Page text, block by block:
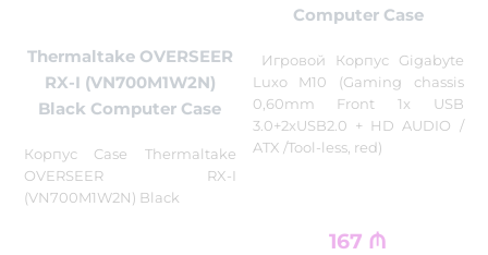
Thermaltake OVERSEER
RX-I (VN700M1W2N)
Black Computer Case
Корпус Case Thermaltake
OVERSEER RX-I
(VN700M1W2N) Black
Computer Case
Игровой Корпус Gigabyte
Luxo M10 (Gaming chassis
0,60mm Front 1x USB
3.0+2xUSB2.0 + HD AUDIO /
ATX /Tool-less, red)
167 ₼